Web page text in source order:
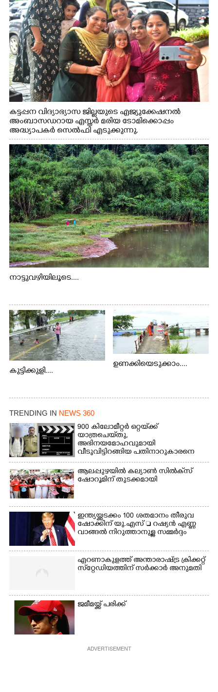
കട്ടപ്പന വിദ്യാഭ്യാസ ജില്ലയുടെ എജ്യുക്കേഷനൽ
അംബാസഡറായ എസ്തർ മരിയ ടോമിക്കൊപ്പം
അദ്ധ്യാപകർ സെൽഫി എടുക്കുന്നു.
നാട്ടുവഴിയിലൂടെ....
കുട്ടിക്കുളി....
ഉണക്കിയെടുക്കാം....
TRENDING IN NEWS 360
900 കിലോമീറ്റർ ഒറ്റയ്‌ക്ക്
യാത്രചെ‌യ്‌തു,​
അഭിനയമോഹവുമായി
വീടുവിട്ടിറങ്ങിയ പതിനാറുകാരനെ
കണ്ടെത്തിയത് ഫിലിം സിറ്റിയിൽ
ആലപ്പുഴയിൽ കല്യാൺ സിൽക്‌സ്
ഷോറൂമിന് തുടക്കമായി
ഇന്ത്യയ്ക്കടക്കം 100 ശതമാനം തീരുവ
ഷോക്കിന് യു.എസ്  റഷ്യൻ എണ്ണ
വാങ്ങൽ നിറുത്താനുള്ള സമ്മർദ്ദം
എറണാകുളത്ത് അന്താരാഷ്ട്ര ക്രിക്കറ്റ്
സ്‌റ്റേഡിയത്തിന് സർക്കാർ അനുമതി
ജമീമയ്ക്ക് പരിക്ക്
ADVERTISEMENT